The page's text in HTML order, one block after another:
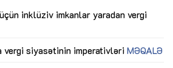
inklüziv imkanlar yaradan vergi
vergi siyasətinin imperativləri MƏQALƏ